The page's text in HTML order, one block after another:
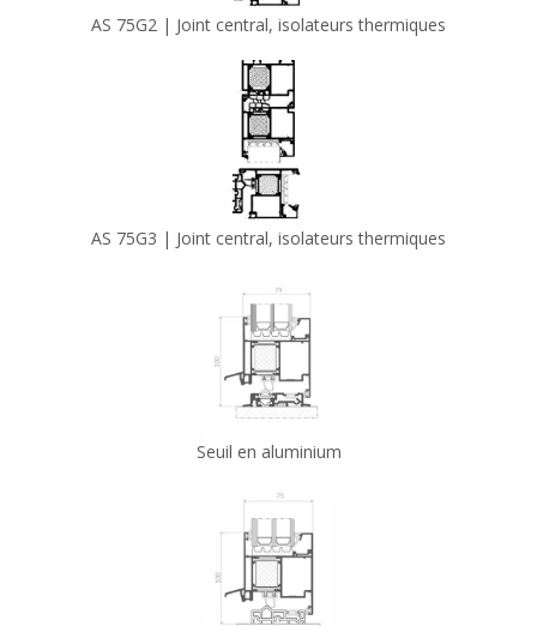
AS 75G2 | Joint central, isolateurs thermiques
AS 75G3 | Joint central, isolateurs thermiques
Seuil en aluminium